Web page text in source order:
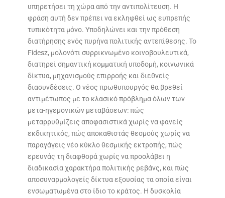
υπηρετήσει τη χώρα από την αντιπολίτευση. Η
φράση αυτή δεν πρέπει να εκληφθεί ως ευπρεπής
τυπικότητα μόνο. Υποδηλώνει και την πρόθεση
διατήρησης ενός πυρήνα πολιτικής αντεπίθεσης. Το
Fidesz, μολονότι συρρικνωμένο κοινοβουλευτικά,
διατηρεί σημαντική κομματική υποδομή, κοινωνικά
δίκτυα, μηχανισμούς επιρροής και διεθνείς
διασυνδέσεις. Ο νέος πρωθυπουργός θα βρεθεί
αντιμέτωπος με το κλασικό πρόβλημα όλων των
μετα-ηγεμονικών μεταβάσεων: πώς
μεταρρυθμίζεις αποφασιστικά χωρίς να φανείς
εκδικητικός, πώς αποκαθιστάς θεσμούς χωρίς να
παραγάγεις νέο κύκλο θεσμικής εκτροπής, πώς
ερευνάς τη διαφθορά χωρίς να προσλάβει η
διαδικασία χαρακτήρα πολιτικής ρεβάνς, και πώς
αποσυναρμολογείς δίκτυα εξουσίας τα οποία είναι
ενσωματωμένα στο ίδιο το κράτος. Η δυσκολία